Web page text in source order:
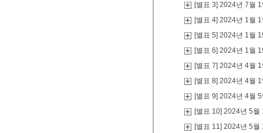
[별표 3] 2024년 7월
[별표 4] 2024년 1월
[별표 5] 2024년 1월
[별표 6] 2024년 1월
[별표 7] 2024년 4월
[별표 8] 2024년 4월
[별표 9] 2024년 4월
[별표 10] 2024년 5
[별표 11] 2024년 5